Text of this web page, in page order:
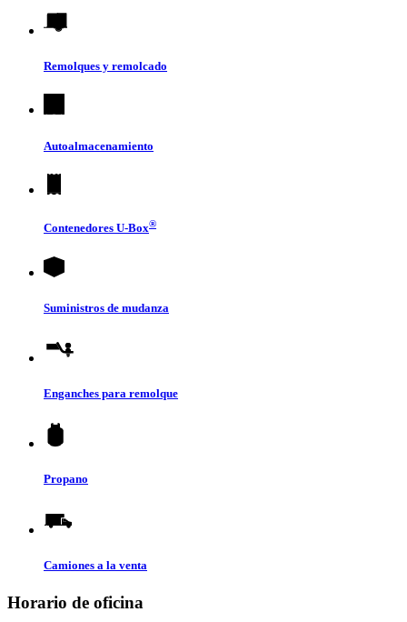
Remolques y remolcado
Autoalmacenamiento
Contenedores U-Box®
Suministros de mudanza
Enganches para remolque
Propano
Camiones a la venta
Horario de oficina